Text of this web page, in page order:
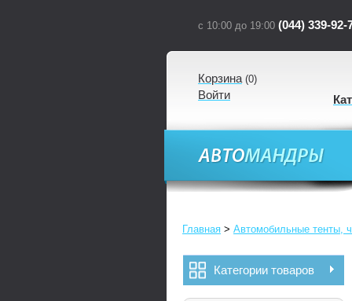
с 10:00 до 19:00 (044) 339-92-
Корзина(0)
Войти
Главная > Автомобильные тенты,
Категории товаров